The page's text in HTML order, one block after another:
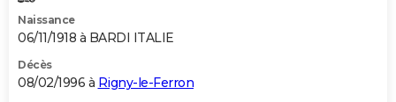
Naissance
06/11/1918 à BARDI ITALIE
Décès
08/02/1996 à Rigny-le-Ferron